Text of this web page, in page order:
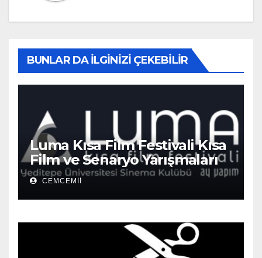
BUNLAR DA İLGINIZI ÇEKEBILIR
Luma Kısa Film Festivali Kısa
Film ve Senaryo Yarışmaları
CEMCEMII